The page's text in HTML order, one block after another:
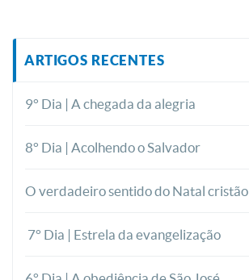
ARTIGOS RECENTES
9° Dia | A chegada da alegria
8° Dia | Acolhendo o Salvador
O verdadeiro sentido do Natal cristão
7° Dia | Estrela da evangelização